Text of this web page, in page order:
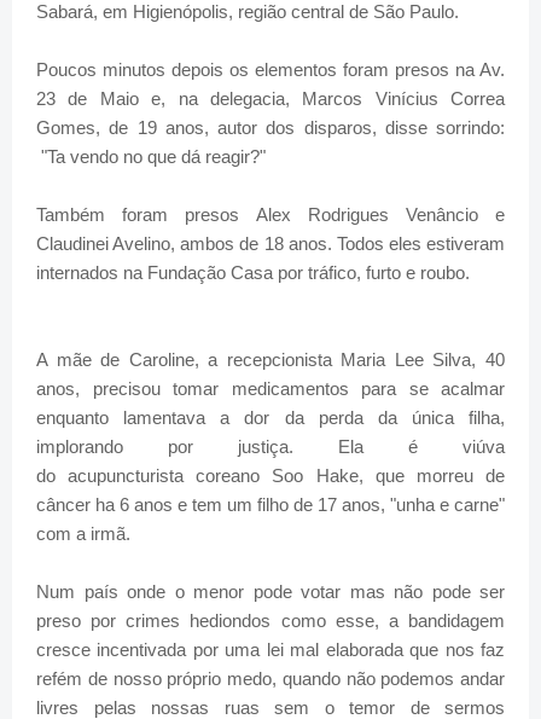
Sabará, em Higienópolis, região central de São Paulo.
Poucos minutos depois os elementos foram presos na Av.
23 de Maio e, na delegacia, Marcos Vinícius Correa
Gomes, de 19 anos, autor dos disparos, disse sorrindo:
"Ta vendo no que dá reagir?"
Também foram presos Alex Rodrigues Venâncio e
Claudinei Avelino, ambos de 18 anos. Todos eles estiveram
internados na Fundação Casa por tráfico, furto e roubo.
A mãe de Caroline, a recepcionista Maria Lee Silva, 40
anos, precisou tomar medicamentos para se acalmar
enquanto lamentava a dor da perda da única filha,
implorando por justiça. Ela é viúva
do acupuncturista coreano Soo Hake, que morreu de
câncer ha 6 anos e tem um filho de 17 anos, "unha e carne"
com a irmã.
Num país onde o menor pode votar mas não pode ser
preso por crimes hediondos como esse, a bandidagem
cresce incentivada por uma lei mal elaborada que nos faz
refém de nosso próprio medo, quando não podemos andar
livres pelas nossas ruas sem o temor de sermos